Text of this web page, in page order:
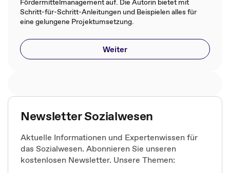
Fördermittelmanagement auf. Die Autorin bietet mit
Schritt-für-Schritt-Anleitungen und Beispielen alles für
eine gelungene Projektumsetzung.
Weiter
Newsletter Sozialwesen
Aktuelle Informationen und Expertenwissen für
das Sozialwesen. Abonnieren Sie unseren
kostenlosen Newsletter. Unsere Themen: